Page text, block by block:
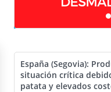
España (Segovia):
situación crítica
patata y elevados